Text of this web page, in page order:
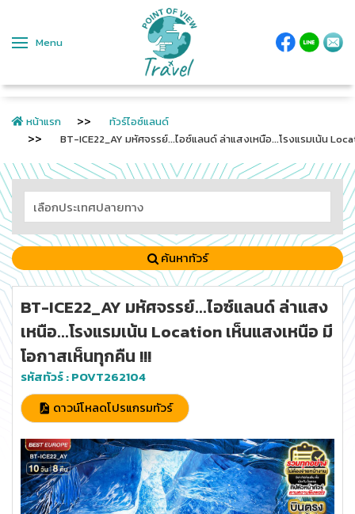
Menu
หน้าแรก
ทัวร์ไอซ์แลนด์
BT-ICE22_AY มหัศจรรย์...ไอซ์แลนด์ ล่าแสงเหนือ...โรงแรมเน้น
ค้นหาทัวร์
BT-ICE22_AY มหัศจรรย์...ไอซ์แลนด์ ล่าแสง
เหนือ...โรงแรมเน้น Location เห็นแสงเหนือ มี
โอกาสเห็นทุกคืน !!!
รหัสทัวร์ :POVT262104
ดาวน์โหลดโปรแกรมทัวร์